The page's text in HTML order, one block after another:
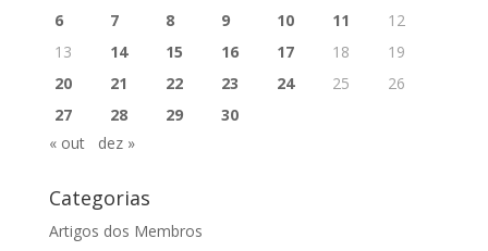
6
7 8 9 10 11
12
13
14 15 16 17 18
19
20
21 22 23 24 25
26
27
28 29
30
« out
dez »
Categorias
Artigos dos Membros